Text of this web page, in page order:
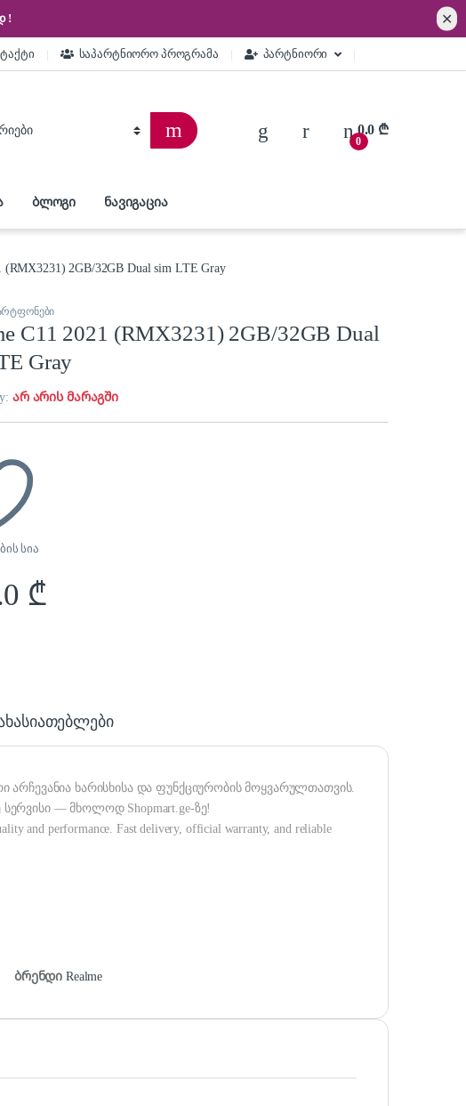
! ✕
საპარტნიორო პროგრამა პარტნიორი
0
0.0 ₾
ბლოგი ნავიგაცია
(RMX3231) 2GB/32GB Dual sim LTE Gray
C11 2021 (RMX3231) 2GB/32GB Dual
Gray
არ არის მარაგში
სია
₾
ხარისხისა და ფუნქციურობის მოყვარულთათვის.
— მხოლოდ Shopmart.ge-ზე!
and performance. Fast delivery, official warranty, and reliable
ბრენდიRealme